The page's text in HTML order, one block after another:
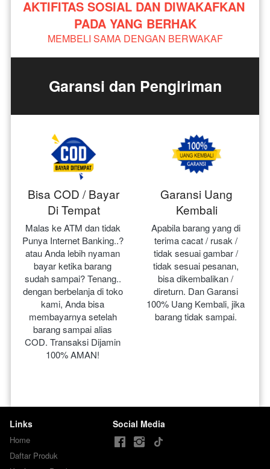
AKTIFITAS SOSIAL DAN DIWAKAFKAN
PADA YANG BERHAK
MEMBELI SAMA DENGAN BERWAKAF
Garansi dan Pengiriman
Bisa COD / Bayar
Di Tempat
Malas ke ATM dan tidak
Punya Internet Banking..?
atau Anda lebih nyaman
bayar ketika barang
sudah sampai? Tenang..
dengan berbelanja di toko
kami, Anda bisa
membayarnya setelah
barang sampai alias
COD. Transaksi Dijamin
100% AMAN!
Garansi Uang
Kembali
Apabila barang yang di
terima cacat / rusak /
tidak sesuai gambar /
tidak sesuai pesanan,
bisa dikembalikan /
direturn. Dan Garansi
100% Uang Kembali, jika
barang tidak sampai.
Links
Home
Daftar Produk
Social Media